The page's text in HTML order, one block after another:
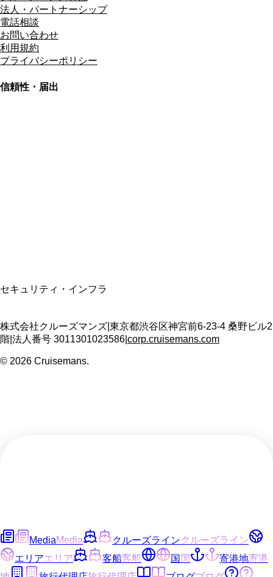
法人・パートナーシップ
電話相談
お問い合わせ
利用規約
プライバシーポリシー
信頼性・届出
セキュリティ・インフラ
株式会社クルーズマンズ 東京都渋谷区神宮前6-23-4 桑野ビル2
階 法人番号 3011301023586 corp.cruisemans.com
© 2026 Cruisemans.
MediaMedia クルーズラインクルーズライン
エリアエリア 客船客船 国国 寄港地寄港